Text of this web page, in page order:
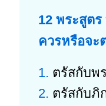
12 พระสูต
ควรหรือจะ
1. ตรัสกับพ
2. ตรัสกับภิ